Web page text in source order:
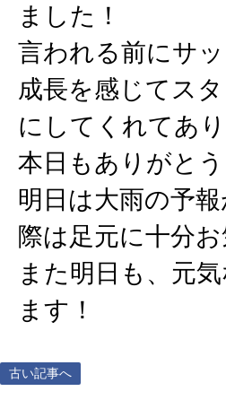
ました！
言われる前にサ
成長を感じてス
にしてくれてあり
本日もありがと
明日は大雨の予
際は足元に十分
また明日も、元
ます！
古い記事へ